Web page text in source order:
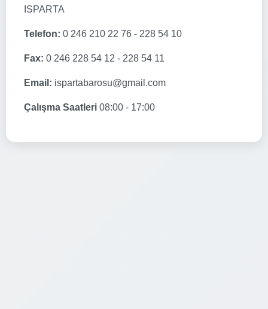
ISPARTA
Telefon: 0 246 210 22 76 - 228 54 10
Fax: 0 246 228 54 12 - 228 54 11
Email: ispartabarosu@gmail.com
Çalışma Saatleri 08:00 - 17:00